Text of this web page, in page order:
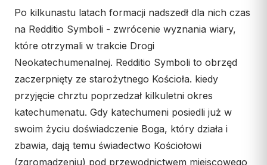
KURIA
Kuria Diecezjalna
Wydawnictwo
Konta bankowe
CENTRUM MEDIALNE
Franciszkański Zakon
Świeckich
Skauci Króla
Bractwo św. Józefa
Po kilkunastu latach formacji nadszedł dla nich czas
na Redditio Symboli - zwrócenie wyznania wiary,
które otrzymali w trakcie Drogi
Neokatechumenalnej. Redditio Symboli to obrzęd
zaczerpnięty ze starożytnego Kościoła. kiedy
przyjęcie chrztu poprzedzał kilkuletni okres
katechumenatu. Gdy katechumeni posiedli już w
swoim życiu doświadczenie Boga, który działa i
zbawia, dają temu świadectwo Kościołowi
(zgromadzeniu) pod przewodnictwem miejscowego